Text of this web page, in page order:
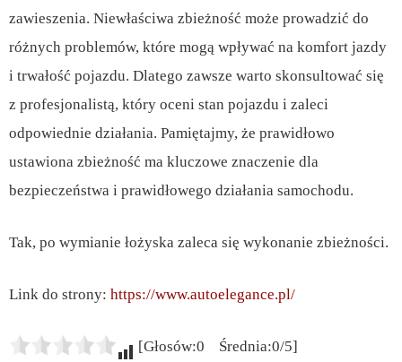
zawieszenia. Niewłaściwa zbieżność może prowadzić do
różnych problemów, które mogą wpływać na komfort jazdy
i trwałość pojazdu. Dlatego zawsze warto skonsultować się
z profesjonalistą, który oceni stan pojazdu i zaleci
odpowiednie działania. Pamiętajmy, że prawidłowo
ustawiona zbieżność ma kluczowe znaczenie dla
bezpieczeństwa i prawidłowego działania samochodu.
Tak, po wymianie łożyska zaleca się wykonanie zbieżności.
Link do strony: https://www.autoelegance.pl/
[Głosów:0 Średnia:0/5]